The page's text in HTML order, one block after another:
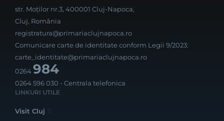
str. Moților nr.3, 400001 Cluj-Napoca,
Cluj, România
registratura@primariaclujnapoca.ro
Comunicare carte de identitate conform Legii 9/2023:
carte_identitate@primariaclujnapoca.ro
0264984
0264 596 030 - Centrala telefonica
LINKURI UTILE
Visit Cluj